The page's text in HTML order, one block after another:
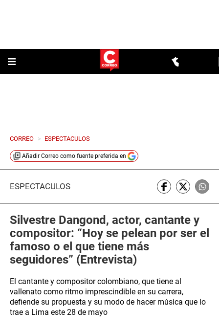
CORREO > ESPECTACULOS
Añadir Correo como fuente preferida en
ESPECTÁCULOS
Silvestre Dangond, actor, cantante y
compositor: “Hoy se pelean por ser el
famoso o el que tiene más
seguidores” (Entrevista)
El cantante y compositor colombiano, que tiene al
vallenato como ritmo imprescindible en su carrera,
defiende su propuesta y su modo de hacer música que lo
trae a Lima este 28 de mayo